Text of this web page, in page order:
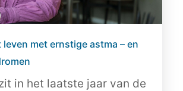
leven met ernstige astma – en
in het laatste jaar van de